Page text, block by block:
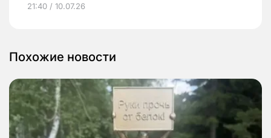
21:40 / 10.07.26
Похожие новости